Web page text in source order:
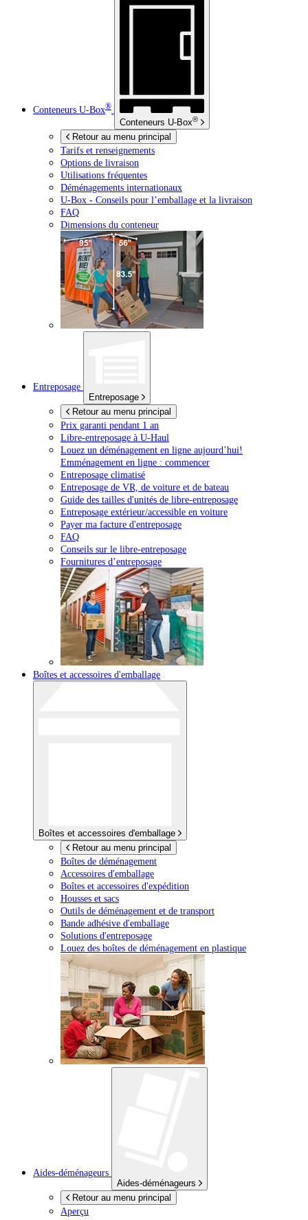
Conteneurs U-Box®
Conteneurs U-Box®
Retour au menu principal
Tarifs et renseignements
Options de livraison
Utilisations fréquentes
Déménagements internationaux
U-Box - Conseils pour l’emballage et la livraison
FAQ
Dimensions du conteneur
Entreposage
Entreposage
Retour au menu principal
Prix garanti pendant 1 an
Libre-entreposage à U-Haul
Louez un déménagement en ligne aujourd’hui!
Emménagement en ligne : commencer
Entreposage climatisé
Entreposage de VR, de voiture et de bateau
Guide des tailles d'unités de libre-entreposage
Entreposage extérieur/accessible en voiture
Payer ma facture d'entreposage
FAQ
Conseils sur le libre-entreposage
Fournitures d’entreposage
Boîtes et accessoires d'emballage
Boîtes et accessoires d'emballage
Retour au menu principal
Boîtes de déménagement
Accessoires d'emballage
Boîtes et accessoires d'expédition
Housses et sacs
Outils de déménagement et de transport
Bande adhésive d'emballage
Solutions d'entreposage
Louez des boîtes de déménagement en plastique
Aides-déménageurs
Aides-déménageurs
Retour au menu principal
Aperçu